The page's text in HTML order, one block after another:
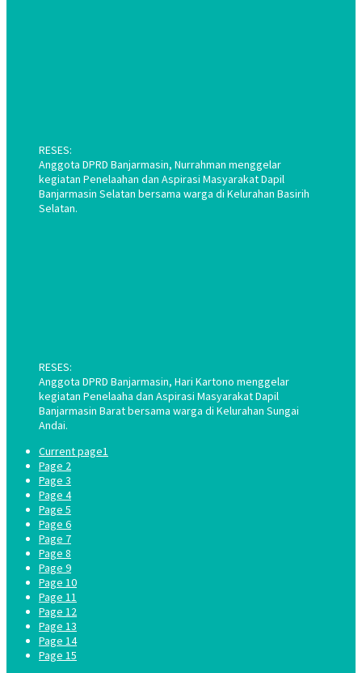
RESES:
Anggota DPRD Banjarmasin, Nurrahman menggelar
kegiatan Penelaahan dan Aspirasi Masyarakat Dapil
Banjarmasin Selatan bersama warga di Kelurahan Basirih
Selatan.
RESES:
Anggota DPRD Banjarmasin, Hari Kartono menggelar
kegiatan Penelaaha dan Aspirasi Masyarakat Dapil
Banjarmasin Barat bersama warga di Kelurahan Sungai
Andai.
Current page1
Page 2
Page 3
Page 4
Page 5
Page 6
Page 7
Page 8
Page 9
Page 10
Page 11
Page 12
Page 13
Page 14
Page 15